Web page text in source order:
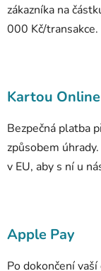
zákazníka na
000 Kč/transakce.
Kartou Online
Bezpečná platba
způsobem
v EU, aby s ní u
Apple Pay
Po dokončení